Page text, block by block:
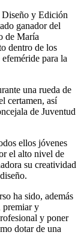
Diseño y Edición
ganador del
de María
dentro de los
para la
una rueda de
certamen, así
de Juventud
ellos jóvenes
el alto nivel de
su creatividad
ha sido, además
premiar y
y poner
dotar de una